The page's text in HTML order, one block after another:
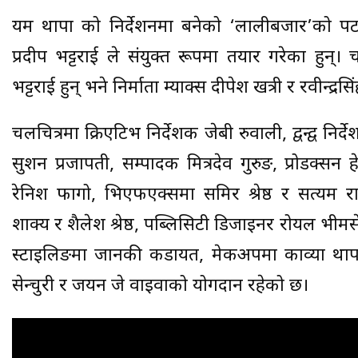
यम थापा को निर्देशनमा बनेको ‘लालीबजार’को
प्रदीप भट्टराई ले संयुक्त रूपमा तयार गरेका हुन्।
भट्टराई हुन् भने निर्माता म्याक्स दीपेश खत्री र
चलचित्रमा क्रिएटिभ निर्देशक जेबी रुवाली, द्वन्द्व
सुशन प्रजापती, सम्पादक मित्रदेव गुरुङ, प्रोडक्सन
रेनिश फागो, भिएफएक्समा समिर श्रेष्ठ र सत्यम
शाक्य र शैलेश श्रेष्ठ, पब्लिसिटी डिजाइनर रोयल
स्टाइलिङमा जानकी कडायत, मेकअपमा काव्या
सेन्चुरी र जयन जे वाइवाको योगदान रहेको छ।